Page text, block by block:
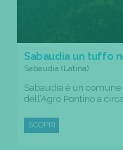
Sabaudia un tuffo
Sabaudia (Latina)
Sabaudia è un
dell’Agro Pontino a
SCOPRI